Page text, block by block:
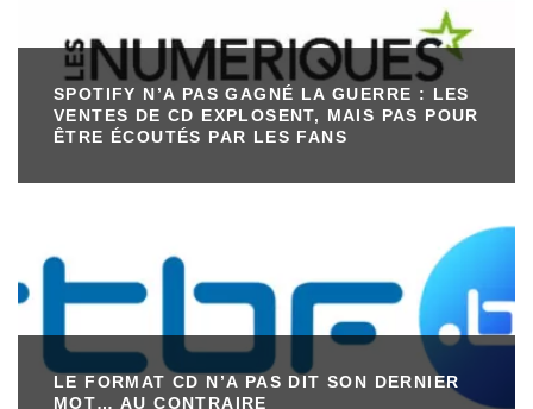
SPOTIFY N’A PAS GAGNÉ LA GUERRE : LES
VENTES DE CD EXPLOSENT, MAIS PAS POUR
ÊTRE ÉCOUTÉS PAR LES FANS
LE FORMAT CD N’A PAS DIT SON DERNIER
MOT… AU CONTRAIRE